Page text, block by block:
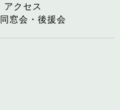
アクセス
同窓会・後援会